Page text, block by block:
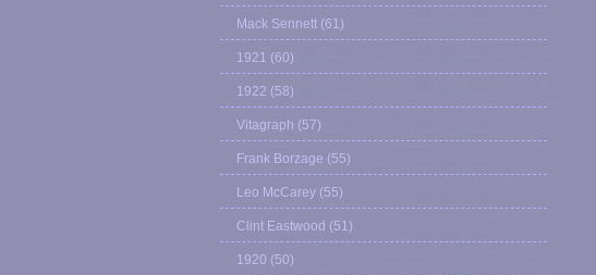
Mack Sennett (61)
1921 (60)
1922 (58)
Vitagraph (57)
Frank Borzage (55)
Leo McCarey (55)
Clint Eastwood (51)
1920 (50)